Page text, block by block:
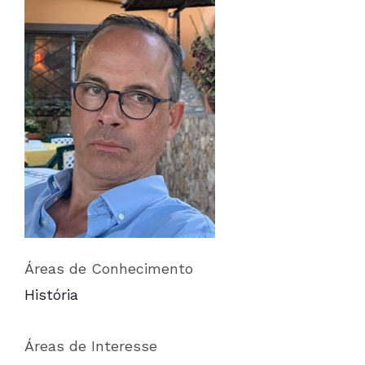
Áreas de Conhecimento
História
Áreas de Interesse